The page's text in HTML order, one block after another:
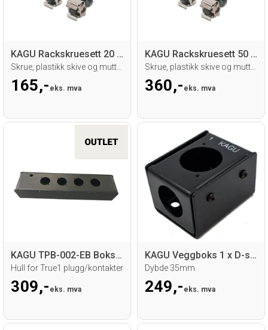
KAGU Rackskruesett 20 stk, Sort
165,- eks. mva
KAGU Rackskruesett 50 stk, Sort
360,- eks. mva
KAGU TPB-002-EB Boks for True1
Hull for True1 plugg/kontakter
309,- eks. mva
KAGU Veggboks 1 x D-size hull
Dybde 35mm
249,- eks. mva